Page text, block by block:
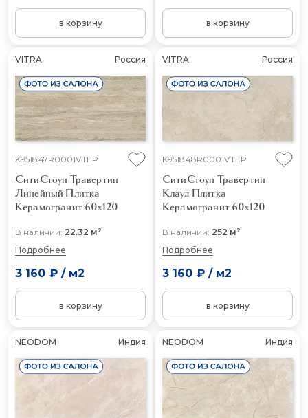
в корзину в корзину
VITRA Россия
K951847R0001VTEP
СитиСтоун Травертин
Линейный Плитка
Керамогранит 60x120
В наличии: 22.32 м2
Подробнее
3 160 ₽/ м2
в корзину
VITRA Россия
K951848R0001VTEP
СитиСтоун Травертин
Клауд Плитка
Керамогранит 60x120
В наличии: 252 м2
Подробнее
3 160 ₽/ м2
в корзину
NEODOM Индия NEODOM Индия